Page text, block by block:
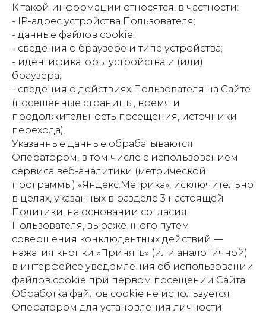
К такой информации относятся, в частности:
- IP-адрес устройства Пользователя;
- данные файлов cookie;
- сведения о браузере и типе устройства;
- идентификаторы устройства и (или)
браузера;
- сведения о действиях Пользователя на Сайте
(посещённые страницы, время и
продолжительность посещения, источники
перехода).
Указанные данные обрабатываются
Оператором, в том числе с использованием
сервиса веб-аналитики (метрической
программы) «Яндекс.Метрика», исключительно
в целях, указанных в разделе 3 настоящей
Политики, на основании согласия
Пользователя, выраженного путем
совершения конклюдентных действий —
нажатия кнопки «Принять» (или аналогичной)
в интерфейсе уведомления об использовании
файлов cookie при первом посещении Сайта.
Обработка файлов cookie не используется
Оператором для установления личности